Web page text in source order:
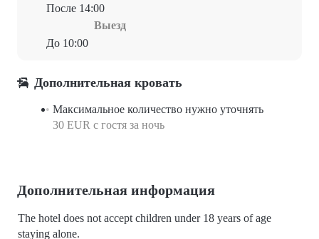
После 14:00
Выезд
До 10:00
Дополнительная кровать
Максимальное количество нужно уточнять
30 EUR с гостя за ночь
Дополнительная информация
The hotel does not accept children under 18 years of age
staying alone.